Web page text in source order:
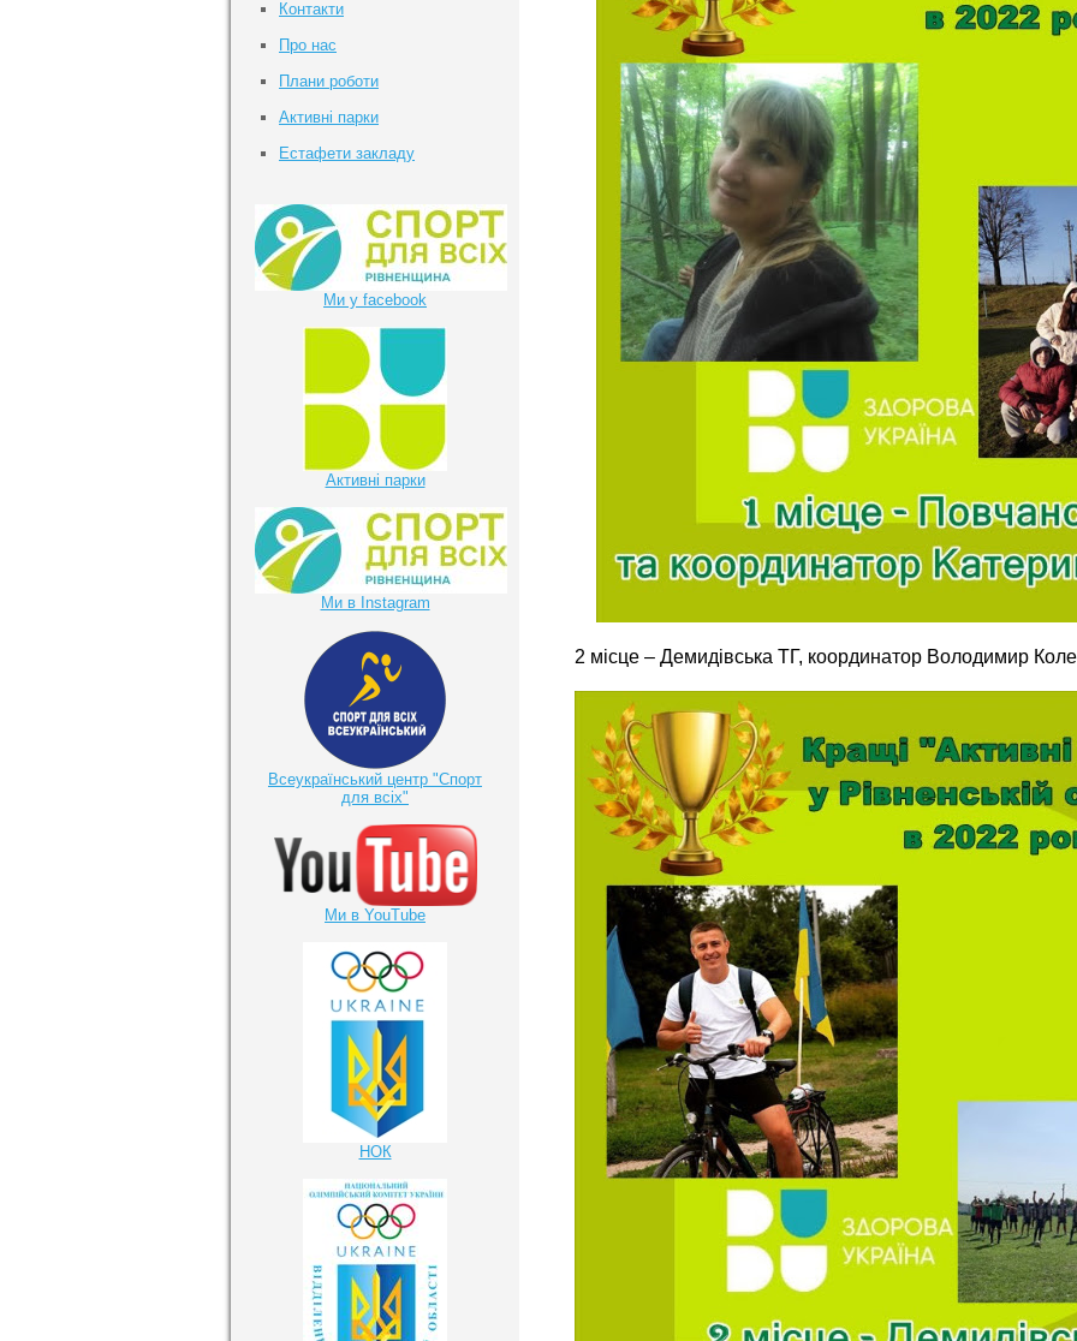
2 місце – Демидівська ТГ, координатор Володимир
Контакти
Про нас
Плани роботи
Активні парки
Естафети закладу
Ми у facebook
Активні парки
Ми в Instagram
Всеукраїнський центр "Спорт
для всіх"
Ми в YouTube
НОК